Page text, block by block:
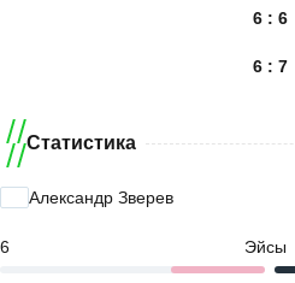
6 : 6
6 : 7
Статистика
Александр Зверев
6 Эйсы